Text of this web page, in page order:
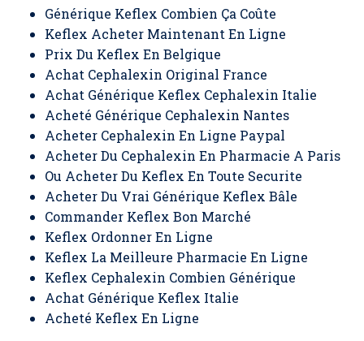
Générique Keflex Combien Ça Coûte
Keflex Acheter Maintenant En Ligne
Prix Du Keflex En Belgique
Achat Cephalexin Original France
Achat Générique Keflex Cephalexin Italie
Acheté Générique Cephalexin Nantes
Acheter Cephalexin En Ligne Paypal
Acheter Du Cephalexin En Pharmacie A Paris
Ou Acheter Du Keflex En Toute Securite
Acheter Du Vrai Générique Keflex Bâle
Commander Keflex Bon Marché
Keflex Ordonner En Ligne
Keflex La Meilleure Pharmacie En Ligne
Keflex Cephalexin Combien Générique
Achat Générique Keflex Italie
Acheté Keflex En Ligne